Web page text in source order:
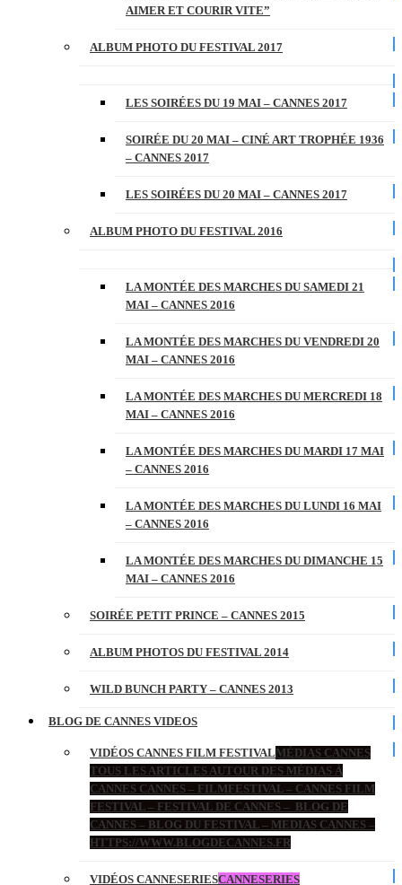
AIMER ET COURIR VITE”
ALBUM PHOTO DU FESTIVAL 2017
LES SOIRÉES DU 19 MAI – CANNES 2017
SOIRÉE DU 20 MAI – CINÉ ART TROPHÉE 1936
– CANNES 2017
LES SOIRÉES DU 20 MAI – CANNES 2017
ALBUM PHOTO DU FESTIVAL 2016
LA MONTÉE DES MARCHES DU SAMEDI 21
MAI – CANNES 2016
LA MONTÉE DES MARCHES DU VENDREDI 20
MAI – CANNES 2016
LA MONTÉE DES MARCHES DU MERCREDI 18
MAI – CANNES 2016
LA MONTÉE DES MARCHES DU MARDI 17 MAI
– CANNES 2016
LA MONTÉE DES MARCHES DU LUNDI 16 MAI
– CANNES 2016
LA MONTÉE DES MARCHES DU DIMANCHE 15
MAI – CANNES 2016
SOIRÉE PETIT PRINCE – CANNES 2015
ALBUM PHOTOS DU FESTIVAL 2014
WILD BUNCH PARTY – CANNES 2013
BLOG DE CANNES VIDEOS
VIDÉOS CANNES FILM FESTIVALMÉDIAS CANNES
TOUS LES ARTICLES AUTOUR DES MÉDIAS À
CANNES CANNES – FILMFESTIVAL – CANNES FILM
FESTIVAL – FESTIVAL DE CANNES – BLOG DE
CANNES – BLOG DU FESTIVAL – MEDIAS CANNES –
HTTPS://WWW.BLOGDECANNES.FR
VIDÉOS CANNESERIESCANNESERIES